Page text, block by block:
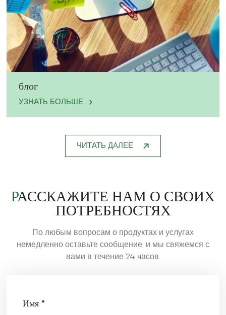
блог
УЗНАТЬ БОЛЬШЕ
ЧИТАТЬ ДАЛЕЕ
РАССКАЖИТЕ НАМ О СВОИХ
ПОТРЕБНОСТЯХ
По любым вопросам о продуктах и услугах
немедленно оставьте сообщение, и мы свяжемся с
вами в течение 24 часов.
Имя *